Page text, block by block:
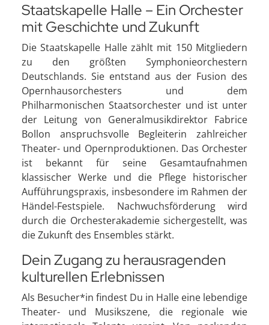
Staatskapelle Halle – Ein Orchester
mit Geschichte und Zukunft
Die Staatskapelle Halle zählt mit 150 Mitgliedern
zu den größten Symphonieorchestern
Deutschlands. Sie entstand aus der Fusion des
Opernhausorchesters und dem
Philharmonischen Staatsorchester und ist unter
der Leitung von Generalmusikdirektor Fabrice
Bollon anspruchsvolle Begleiterin zahlreicher
Theater- und Opernproduktionen. Das Orchester
ist bekannt für seine Gesamtaufnahmen
klassischer Werke und die Pflege historischer
Aufführungspraxis, insbesondere im Rahmen der
Händel-Festspiele. Nachwuchsförderung wird
durch die Orchesterakademie sichergestellt, was
die Zukunft des Ensembles stärkt.
Dein Zugang zu herausragenden
kulturellen Erlebnissen
Als Besucher*in findest Du in Halle eine lebendige
Theater- und Musikszene, die regionale wie